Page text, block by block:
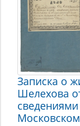
Записка о
Шелехова